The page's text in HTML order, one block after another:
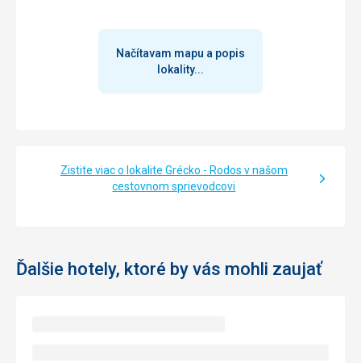
podvečerních hodinách běžně sami, neboť tam nikdo
nebyl, ručníky mění 2x týdně a i to se jim nedařilo, sem tam
Google Translate
Načítavam mapu a popis
lokality...
Zistite viac o lokalite Grécko - Rodos v našom
cestovnom sprievodcovi
Ďalšie hotely, ktoré by vás mohli zaujať